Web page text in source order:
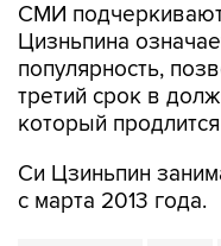
СМИ
Цизньпина
популярность,
третий срок в
который
Си Цзиньпин
с марта 2013 года.